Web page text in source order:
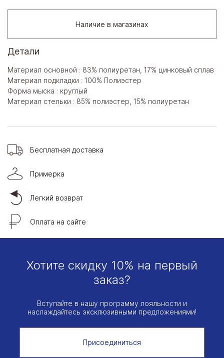
Наличие в магазинах
Детали
Материал основной : 83% полиуретан, 17% цинковый сплав
Материал подкладки : 100% Полиэстер
Форма мыска : круглый
Материал стельки : 85% полиэстер, 15% полиуретан
Бесплатная доставка
Примерка
Легкий возврат
Оплата на сайте
Хотите скидку 10% на первый
заказ?
Вступайте в нашу программу лояльности и
наслаждайтесь эксклюзивными предложениями!
Присоединиться